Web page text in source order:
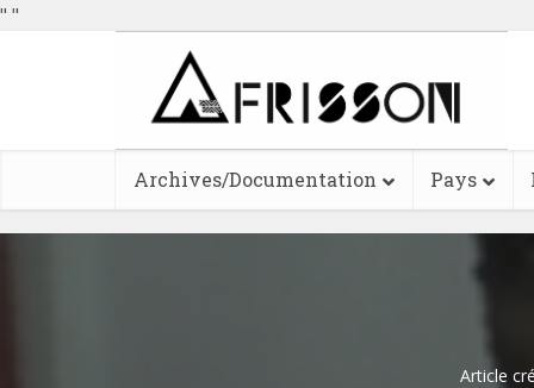
" "
Archives/Documentation Pays
Article